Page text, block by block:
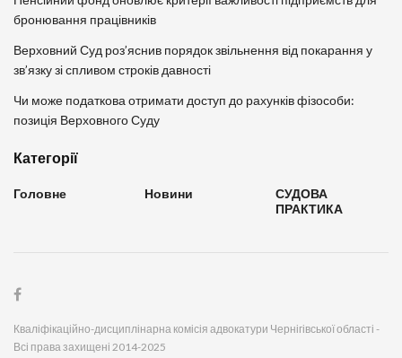
бронювання працівників
Верховний Суд роз’яснив порядок звільнення від покарання у
зв’язку зі спливом строків давності
Чи може податкова отримати доступ до рахунків фізособи:
позиція Верховного Суду
Категорії
Головне Новини
СУДОВА
ПРАКТИКА
Кваліфікаційно-дисциплінарна комісія адвокатури Чернігівської області -
Всі права захищені 2014-2025